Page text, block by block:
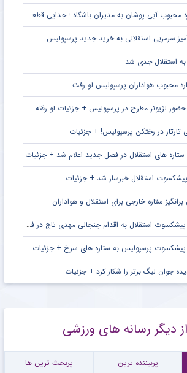
آبی پوشان به مدیران باشگاه ؛ جدایی قطعی است !
سرمربی استقلالی به خرید جدید پرسپولیس
استقلال جدی شد
محبوب هواداران پرسپولیس لو رفت
لژیونر مطرح در پرسپولیس + جزئیات لو رفته
در رختکن پرسپولیس! + جزئیات
ستاره های استقلال در فصل جدید اعلام شد + جزئیات
استقلال خبرساز شد + جزئیات
ستاره خارجی برای استقلال و هواداران
استقلال به اقدام جنجالی مهدی تاج در فدراسیون فوتبال
پیشکسوت پرسپولیس به ستاره های سرخ + جزئیات
جوان لیگ برتر را شکار کرد + جزئیات
دیگر رسانه های ورزشی
پربیننده ترین پربحث ترین ها